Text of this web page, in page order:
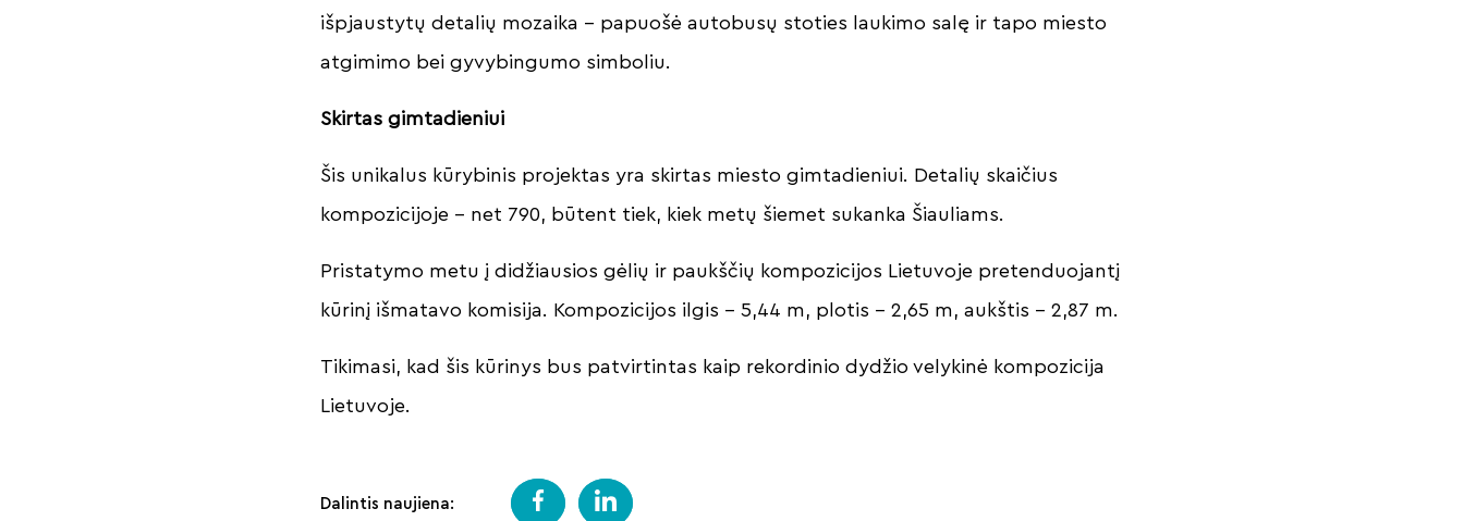
išpjaustytų detalių mozaika – papuošė autobusų stoties laukimo salę ir tapo miesto
atgimimo bei gyvybingumo simboliu.
Skirtas gimtadieniui
Šis unikalus kūrybinis projektas yra skirtas miesto gimtadieniui. Detalių skaičius
kompozicijoje – net 790, būtent tiek, kiek metų šiemet sukanka Šiauliams.
Pristatymo metu į didžiausios gėlių ir paukščių kompozicijos Lietuvoje pretenduojantį
kūrinį išmatavo komisija. Kompozicijos ilgis – 5,44 m, plotis – 2,65 m, aukštis – 2,87 m.
Tikimasi, kad šis kūrinys bus patvirtintas kaip rekordinio dydžio velykinė kompozicija
Lietuvoje.
Dalintis naujiena: